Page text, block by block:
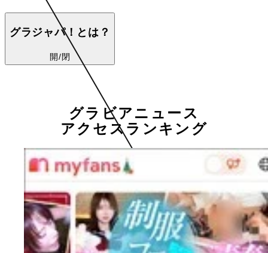
グラジャパ！とは？
開/閉
グラビアニュース
アクセスランキング